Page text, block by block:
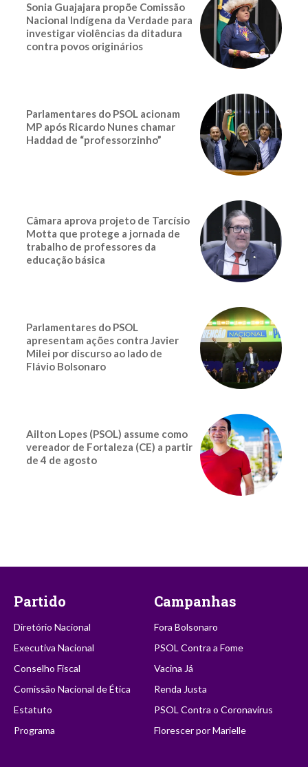
Sonia Guajajara propõe Comissão
Nacional Indígena da Verdade para
investigar violências da ditadura
contra povos originários
Parlamentares do PSOL acionam
MP após Ricardo Nunes chamar
Haddad de “professorzinho”
Câmara aprova projeto de Tarcísio
Motta que protege a jornada de
trabalho de professores da
educação básica
Parlamentares do PSOL
apresentam ações contra Javier
Milei por discurso ao lado de
Flávio Bolsonaro
Ailton Lopes (PSOL) assume como
vereador de Fortaleza (CE) a partir
de 4 de agosto
Partido
Diretório Nacional
Executiva Nacional
Conselho Fiscal
Comissão Nacional de Ética
Estatuto
Programa
Campanhas
Fora Bolsonaro
PSOL Contra a Fome
Vacina Já
Renda Justa
PSOL Contra o Coronavírus
Florescer por Marielle